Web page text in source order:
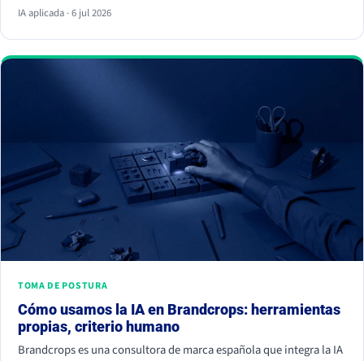
información citable, ganarte autoridad de terceros y demostrar
experiencia real. Empieza hoy, porque la IA ya decide a quién
nombrar y a quién ignorar.
IA aplicada · 6 jul 2026
TOMA DE POSTURA
Cómo usamos la IA en Brandcrops: herramientas
propias, criterio humano
Brandcrops es una consultora de marca española que integra la IA